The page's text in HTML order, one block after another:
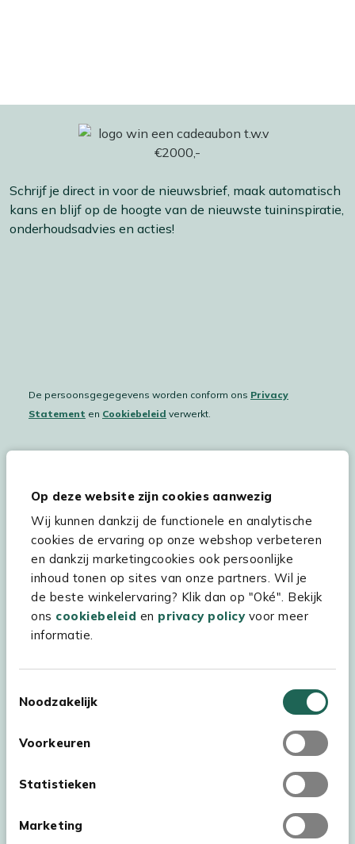
Op deze website zijn cookies aanwezig
Wij kunnen dankzij de functionele en analytische
cookies de ervaring op onze webshop verbeteren
en dankzij marketingcookies ook persoonlijke
inhoud tonen op sites van onze partners. Wil je
de beste winkelervaring? Klik dan op "Oké". Bekijk
ons cookiebeleid en privacy policyvoor meer
informatie.
Noodzakelijk
Voorkeuren
Statistieken
Marketing
Schrijf je direct in voor de nieuwsbrief, maak automatisch
kans en blijf op de hoogte van de nieuwste tuininspiratie,
onderhoudsadvies en acties!
De persoonsgegegevens worden conform ons Privacy
Statement en Cookiebeleid verwerkt.
Hulp & service
Assortiment
Kees Smit Tuinmeubelen
Experience Stores XXL